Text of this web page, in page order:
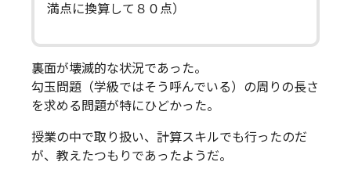
満点に換算して８０点）
裏面が壊滅的な状況であった。
勾玉問題（学級ではそう呼んでいる）の周りの長さ
を求める問題が特にひどかった。
授業の中で取り扱い、計算スキルでも行ったのだ
が、教えたつもりであったようだ。